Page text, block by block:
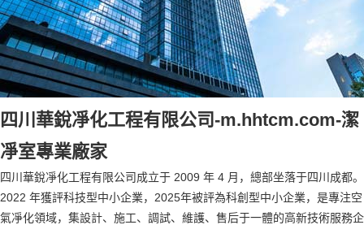
四川華銳凈化工程有限公司-m.hhtcm.com-潔
凈室專業廠家
四川華銳凈化工程有限公司成立于 2009 年 4 月，總部坐落于四川成都。
2022 年獲評科技型中小企業，2025年被評為科創型中小企業，是專注空
氣凈化領域，集設計、施工、調試、維護、售后于一體的高新技術服務企